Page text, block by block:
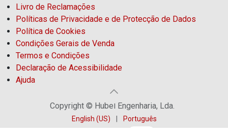
Livro de Reclamações
Políticas de Privacidade e de Protecção de Dados
Política de Cookies
Condições Gerais de Venda
Termos e Condições
Declaração de Acessibilidade
Ajuda
Copyright © Hubel Engenharia, Lda.
English (US) Português